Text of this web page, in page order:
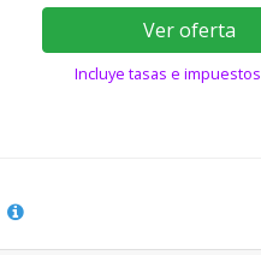
Ver oferta
Incluye tasas e